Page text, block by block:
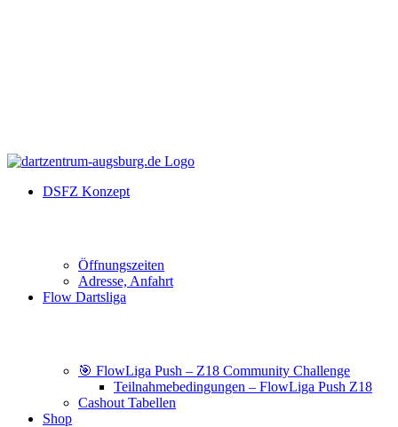
DSFZ Konzept
Öffnungszeiten
Adresse, Anfahrt
Flow Dartsliga
🎯 FlowLiga Push – Z18 Community Challenge
Teilnahmebedingungen – FlowLiga Push Z18
Cashout Tabellen
Shop